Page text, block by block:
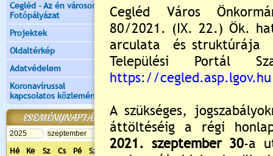
Cegléd - Az én városom -
Fotópályázat
Projektek
Oldaltérkép
Adatvédelem
Koronavírussal
kapcsolatos közlemények
ESEMÉNYNAPTÁR
Hé Ke Sz Cs Pé Sz Va